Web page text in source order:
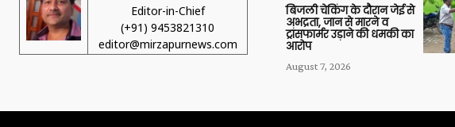
Editor-in-Chief
(+91) 9453821310
editor@mirzapurnews.com
बिजली चेकिंग के दौरान जेई से
अभद्रता, जान से मारने व
ट्रांसफार्मर उड़ाने की धमकी का
आरोप
August 7, 2026